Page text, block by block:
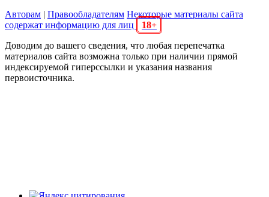
Авторам | Правообладателям Некоторые материалы сайта
содержат информацию для лиц
18+
Доводим до вашего сведения, что любая перепечатка
материалов сайта возможна только при наличии прямой
индексируемой гиперссылки и указания названия
первоисточника.